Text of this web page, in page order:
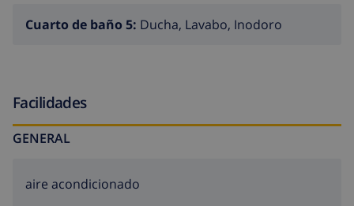
Cuarto de baño 5: Ducha, Lavabo, Inodoro
Facilidades
GENERAL
aire acondicionado